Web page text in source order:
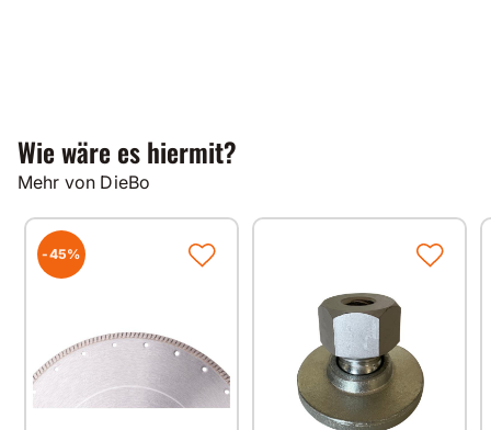
Wie wäre es hiermit?
Mehr von DieBo
-45%